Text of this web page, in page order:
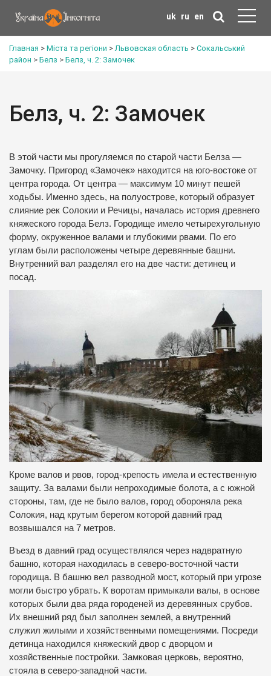
uk ru en
Главная > Міста та регіони >Львовская область > Сокальський
район > Белз > Белз, ч. 2: Замочек
Белз, ч. 2: Замочек
В этой части мы прогуляемся по старой части Белза —
Замочку. Пригород «Замочек» находится на юго-востоке от
центра города. От центра — максимум 10 минут пешей
ходьбы. Именно здесь, на полуострове, который образует
слияние рек Солокии и Речицы, началась история древнего
княжеского города Белз. Городище имело четырехугольную
форму, окруженное валами и глубокими рвами. По его
углам были расположены четыре деревянные башни.
Внутренний вал разделял его на две части: детинец и
посад.
Кроме валов и рвов, город-крепость имела и естественную
защиту. За валами были непроходимые болота, а с южной
стороны, там, где не было валов, город обороняла река
Солокия, над крутым берегом которой давний град
возвышался на 7 метров.
Въезд в давний град осуществлялся через надвратную
башню, которая находилась в северо-восточной части
городища. В башню вел разводной мост, который при угрозе
могли быстро убрать. К воротам примыкали валы, в основе
которых были два ряда городеней из деревянных срубов.
Их внешний ряд был заполнен землей, а внутренний
служил жилыми и хозяйственными помещениями. Посреди
детинца находился княжеский двор с дворцом и
хозяйственные постройки. Замковая церковь, вероятно,
стояла в северо-западной части.